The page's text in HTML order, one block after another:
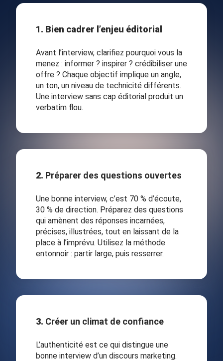
1. Bien cadrer l’enjeu éditorial
Avant l’interview, clarifiez pourquoi vous la
menez : informer ? inspirer ? crédibiliser une
offre ? Chaque objectif implique un angle,
un ton, un niveau de technicité différents.
Une interview sans cap éditorial produit un
verbatim flou.
2. Préparer des questions ouvertes
Une bonne interview, c’est 70 % d’écoute,
30 % de direction. Préparez des questions
qui amènent des réponses incarnées,
précises, illustrées, tout en laissant de la
place à l’imprévu. Utilisez la méthode
entonnoir : partir large, puis resserrer.
3. Créer un climat de confiance
L’authenticité est ce qui distingue une
bonne interview d’un discours marketing.